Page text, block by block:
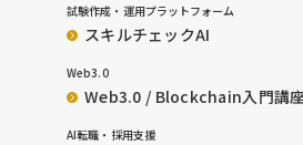
試験作成・運用プラットフォーム
スキルチェックAI
Web3.0
Web3.0 / Blockchain入門講
AI転職・採用支援